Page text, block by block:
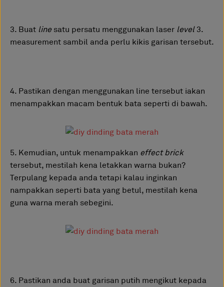
3. Buat linesatu persatu menggunakan laser level3.
measurement sambil anda perlu kikis garisan tersebut.
4. Pastikan dengan menggunakan line tersebut iakan
menampakkan macam bentuk bata seperti di bawah.
5. Kemudian, untuk menampakkan effect brick
tersebut, mestilah kena letakkan warna bukan?
Terpulang kepada anda tetapi kalau inginkan
nampakkan seperti bata yang betul, mestilah kena
guna warna merah sebegini.
6. Pastikan anda buat garisan putih mengikut kepada